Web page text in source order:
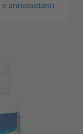
e antiossidanti